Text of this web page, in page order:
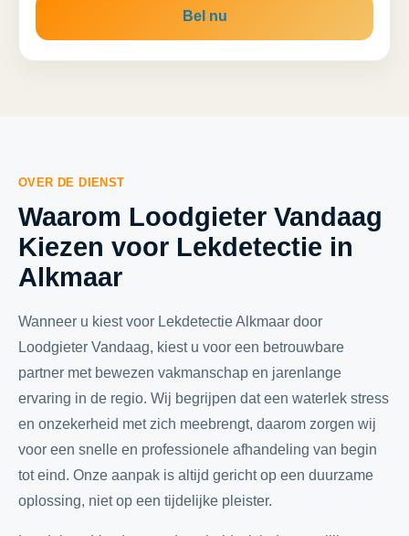
Bel nu
OVER DE DIENST
Waarom Loodgieter Vandaag
Kiezen voor Lekdetectie in
Alkmaar
Wanneer u kiest voor Lekdetectie Alkmaar door
Loodgieter Vandaag, kiest u voor een betrouwbare
partner met bewezen vakmanschap en jarenlange
ervaring in de regio. Wij begrijpen dat een waterlek stress
en onzekerheid met zich meebrengt, daarom zorgen wij
voor een snelle en professionele afhandeling van begin
tot eind. Onze aanpak is altijd gericht op een duurzame
oplossing, niet op een tijdelijke pleister.